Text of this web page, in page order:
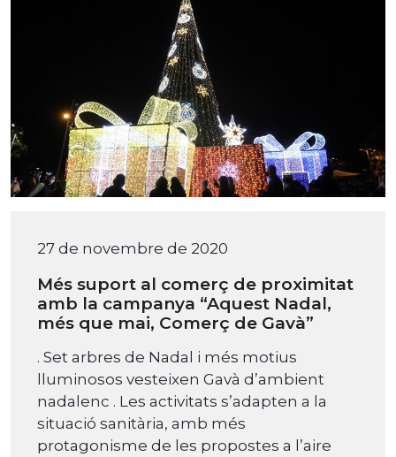
27 de novembre de 2020
Més suport al comerç de proximitat
amb la campanya “Aquest Nadal,
més que mai, Comerç de Gavà”
. Set arbres de Nadal i més motius
lluminosos vesteixen Gavà d’ambient
nadalenc . Les activitats s’adapten a la
situació sanitària, amb més
protagonisme de les propostes a l’aire